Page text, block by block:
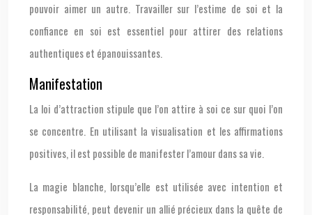
pouvoir aimer un autre. Travailler sur l’estime de soi et la
confiance en soi est essentiel pour attirer des relations
authentiques et épanouissantes.
Manifestation
La loi d’attraction stipule que l’on attire à soi ce sur quoi l’on
se concentre. En utilisant la visualisation et les affirmations
positives, il est possible de manifester l’amour dans sa vie.
La magie blanche, lorsqu’elle est utilisée avec intention et
responsabilité, peut devenir un allié précieux dans la quête de